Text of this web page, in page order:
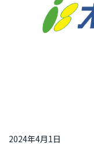
2024年4月1日